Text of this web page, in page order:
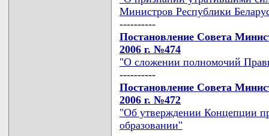
Министров Республики
----------
Постановление Совета
2006 г. №474
"О сложении полномочий
----------
Постановление Совета
2006 г. №472
"Об утверждении Концепции
образовании"